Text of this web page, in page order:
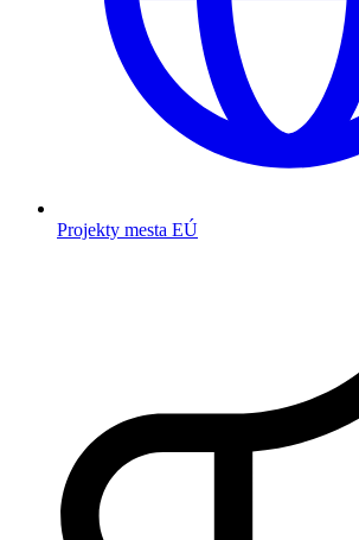
Projekty mesta EÚ